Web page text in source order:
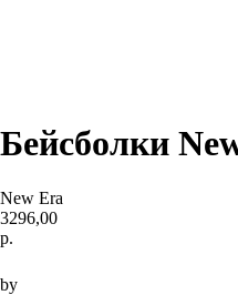
Бейсболки
New Era
3296,00
р.
by